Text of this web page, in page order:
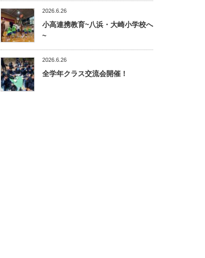
2026.6.26
小高連携教育~八浜・大崎小学校へ
~
2026.6.26
全学年クラス交流会開催！